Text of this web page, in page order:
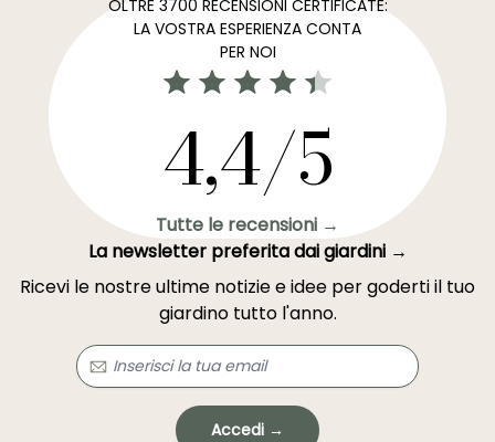
OLTRE 3700 RECENSIONI CERTIFICATE:
LA VOSTRA ESPERIENZA CONTA
PER NOI
4,4/5
Tutte le recensioni →
La newsletter preferita dai giardini →
Ricevi le nostre ultime notizie e idee per goderti il tuo
giardino tutto l'anno.
Accedi →